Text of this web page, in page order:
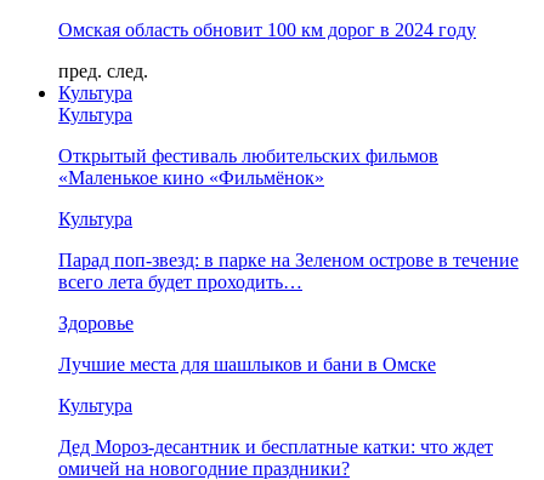
Омская область обновит 100 км дорог в 2024 году
пред. след.
Культура
Культура
Открытый фестиваль любительских фильмов
«Маленькое кино «Фильмёнок»
Культура
Парад поп-звезд: в парке на Зеленом острове в течение
всего лета будет проходить…
Здоровье
Лучшие места для шашлыков и бани в Омске
Культура
Дед Мороз-десантник и бесплатные катки: что ждет
омичей на новогодние праздники?